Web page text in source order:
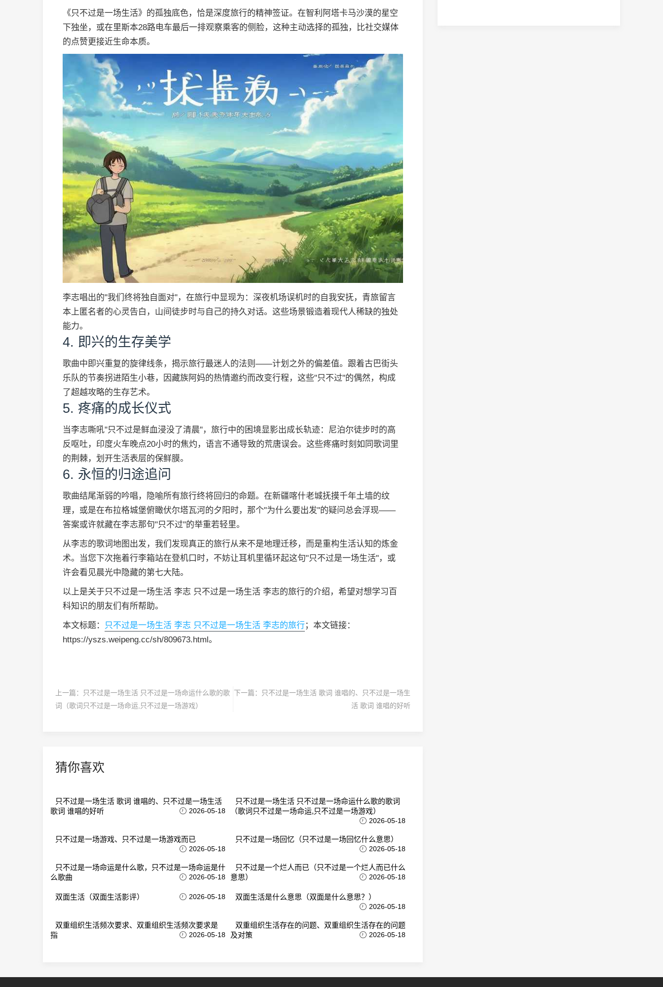
《只不过是一场生活》的孤独底色，恰是深度旅行的精神签证。在智利阿塔卡马沙漠的星空
下独坐，或在里斯本28路电车最后一排观察乘客的侧脸，这种主动选择的孤独，比社交媒体
的点赞更接近生命本质。
李志唱出的"我们终将独自面对"，在旅行中显现为：深夜机场误机时的自我安抚，青旅留言
本上匿名者的心灵告白，山间徒步时与自己的持久对话。这些场景锻造着现代人稀缺的独处
能力。
4. 即兴的生存美学
歌曲中即兴重复的旋律线条，揭示旅行最迷人的法则——计划之外的偏差值。跟着古巴街头
乐队的节奏拐进陌生小巷，因藏族阿妈的热情邀约而改变行程，这些"只不过"的偶然，构成
了超越攻略的生存艺术。
5. 疼痛的成长仪式
当李志嘶吼"只不过是鲜血浸没了清晨"，旅行中的困境显影出成长轨迹：尼泊尔徒步时的高
反呕吐，印度火车晚点20小时的焦灼，语言不通导致的荒唐误会。这些疼痛时刻如同歌词里
的荆棘，划开生活表层的保鲜膜。
6. 永恒的归途追问
歌曲结尾渐弱的吟唱，隐喻所有旅行终将回归的命题。在新疆喀什老城抚摸千年土墙的纹
理，或是在布拉格城堡俯瞰伏尔塔瓦河的夕阳时，那个"为什么要出发"的疑问总会浮现——
答案或许就藏在李志那句"只不过"的举重若轻里。
从李志的歌词地图出发，我们发现真正的旅行从来不是地理迁移，而是重构生活认知的炼金
术。当您下次拖着行李箱站在登机口时，不妨让耳机里循环起这句"只不过是一场生活"，或
许会看见晨光中隐藏的第七大陆。
以上是关于只不过是一场生活 李志 只不过是一场生活 李志的旅行的介绍，希望对想学习百
科知识的朋友们有所帮助。
本文标题： 只不过是一场生活 李志 只不过是一场生活 李志的旅行；本文链接：
https://yszs.weipeng.cc/sh/809673.html。
上一篇：
只不过是一场生活 只不过是一场命运什么歌的歌
词（歌词只不过是一场命运,只不过是一场游戏）
下一篇：
只不过是一场生活 歌词 谁唱的、只不过是一场生
活 歌词 谁唱的好听
猜你喜欢
只不过是一场生活 歌词 谁唱的、只不过是一场生活
歌词 谁唱的好听
2026-05-18
只不过是一场生活 只不过是一场命运什么歌的歌词
（歌词只不过是一场命运,只不过是一场游戏）
2026-05-18
只不过是一场游戏、只不过是一场游戏而已
2026-05-18
只不过是一场回忆（只不过是一场回忆什么意思）
2026-05-18
只不过是一场命运是什么歌，只不过是一场命运是什
么歌曲
2026-05-18
只不过是一个烂人而已（只不过是一个烂人而已什么
意思）
2026-05-18
双面生活（双面生活影评） 2026-05-18 双面生活是什么意思（双面是什么意思？）
2026-05-18
双重组织生活频次要求、双重组织生活频次要求是
指
2026-05-18
双重组织生活存在的问题、双重组织生活存在的问题
及对策
2026-05-18